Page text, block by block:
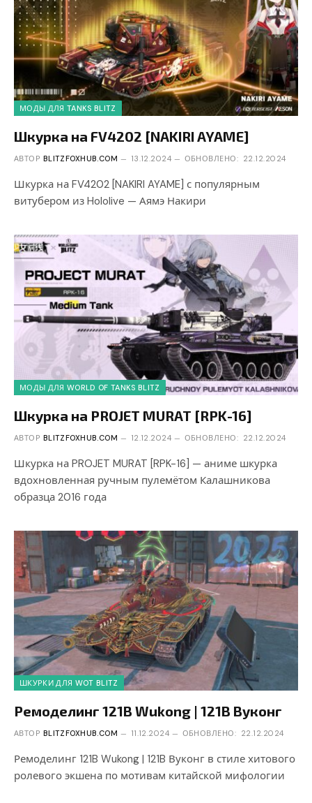
МОДЫ ДЛЯ TANKS BLITZ
Шкурка на FV4202 [NAKIRI AYAME]
АВТОР BLITZFOXHUB.COM 13.12.2024 ОБНОВЛЕНО: 22.12.2024
Шкурка на FV4202 [NAKIRI AYAME] с популярным
витубером из Hololive — Аямэ Накири
МОДЫ ДЛЯ WORLD OF TANKS BLITZ
Шкурка на PROJET MURAT [RPK-16]
АВТОР BLITZFOXHUB.COM 12.12.2024 ОБНОВЛЕНО: 22.12.2024
Шкурка на PROJET MURAT [RPK-16] — аниме шкурка
вдохновленная ручным пулемётом Калашникова
образца 2016 года
ШКУРКИ ДЛЯ WOT BLITZ
Ремоделинг 121B Wukong | 121B Вуконг
АВТОР BLITZFOXHUB.COM 11.12.2024 ОБНОВЛЕНО: 22.12.2024
Ремоделинг 121B Wukong | 121B Вуконг в стиле хитового
ролевого экшена по мотивам китайской мифологии